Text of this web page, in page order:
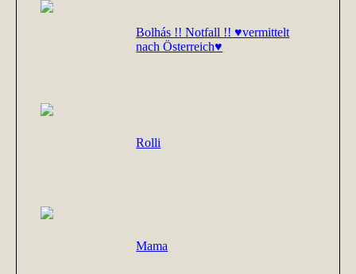
Bolhás !! Notfall !! ♥vermittelt
nach Österreich♥
Rolli
Mama